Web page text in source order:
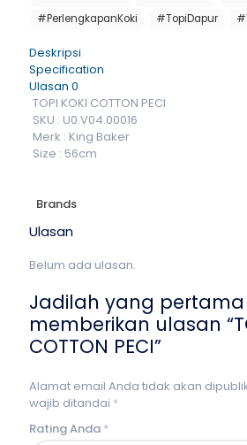
#PerlengkapanKoki
#TopiDapur
Deskripsi
Specification
Ulasan 0
TOPI KOKI COTTON PECI
SKU : U0.V04.00016
Merk : King Baker
Size : 56cm
Brands
Ulasan
Belum ada ulasan.
Jadilah yang pertama
memberikan ulasan
COTTON PECI”
Alamat email Anda tidak akan
wajib ditandai *
Rating Anda *